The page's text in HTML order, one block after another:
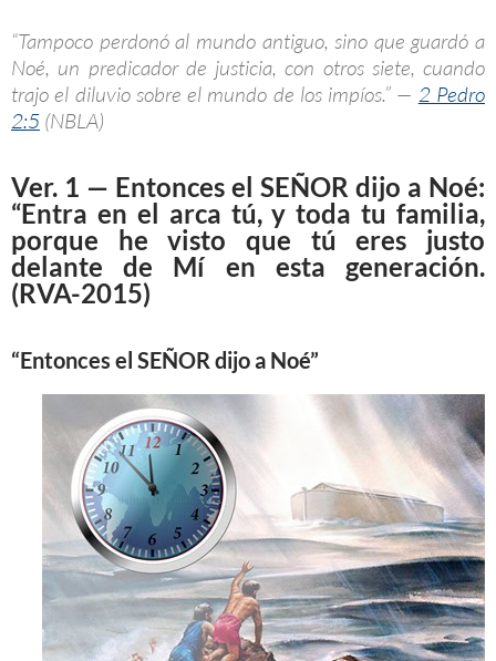
“Tampoco perdonó al mundo antiguo, sino que guardó a
Noé, un predicador de justicia, con otros siete, cuando
trajo el diluvio sobre el mundo de los impíos.” — 2 Pedro
2:5 (NBLA)
Ver. 1 — Entonces el SEÑOR dijo a Noé:
“Entra en el arca tú, y toda tu familia,
porque he visto que tú eres justo
delante de Mí en esta generación.
(RVA-2015)
“Entonces el SEÑOR dijo a Noé”